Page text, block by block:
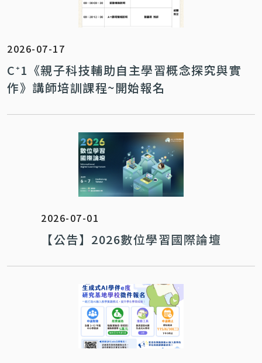
2026-07-17
C⁺1《親子科技輔助自主學習概念探究與實
作》講師培訓課程~開始報名
2026-07-01
【公告】2026數位學習國際論壇